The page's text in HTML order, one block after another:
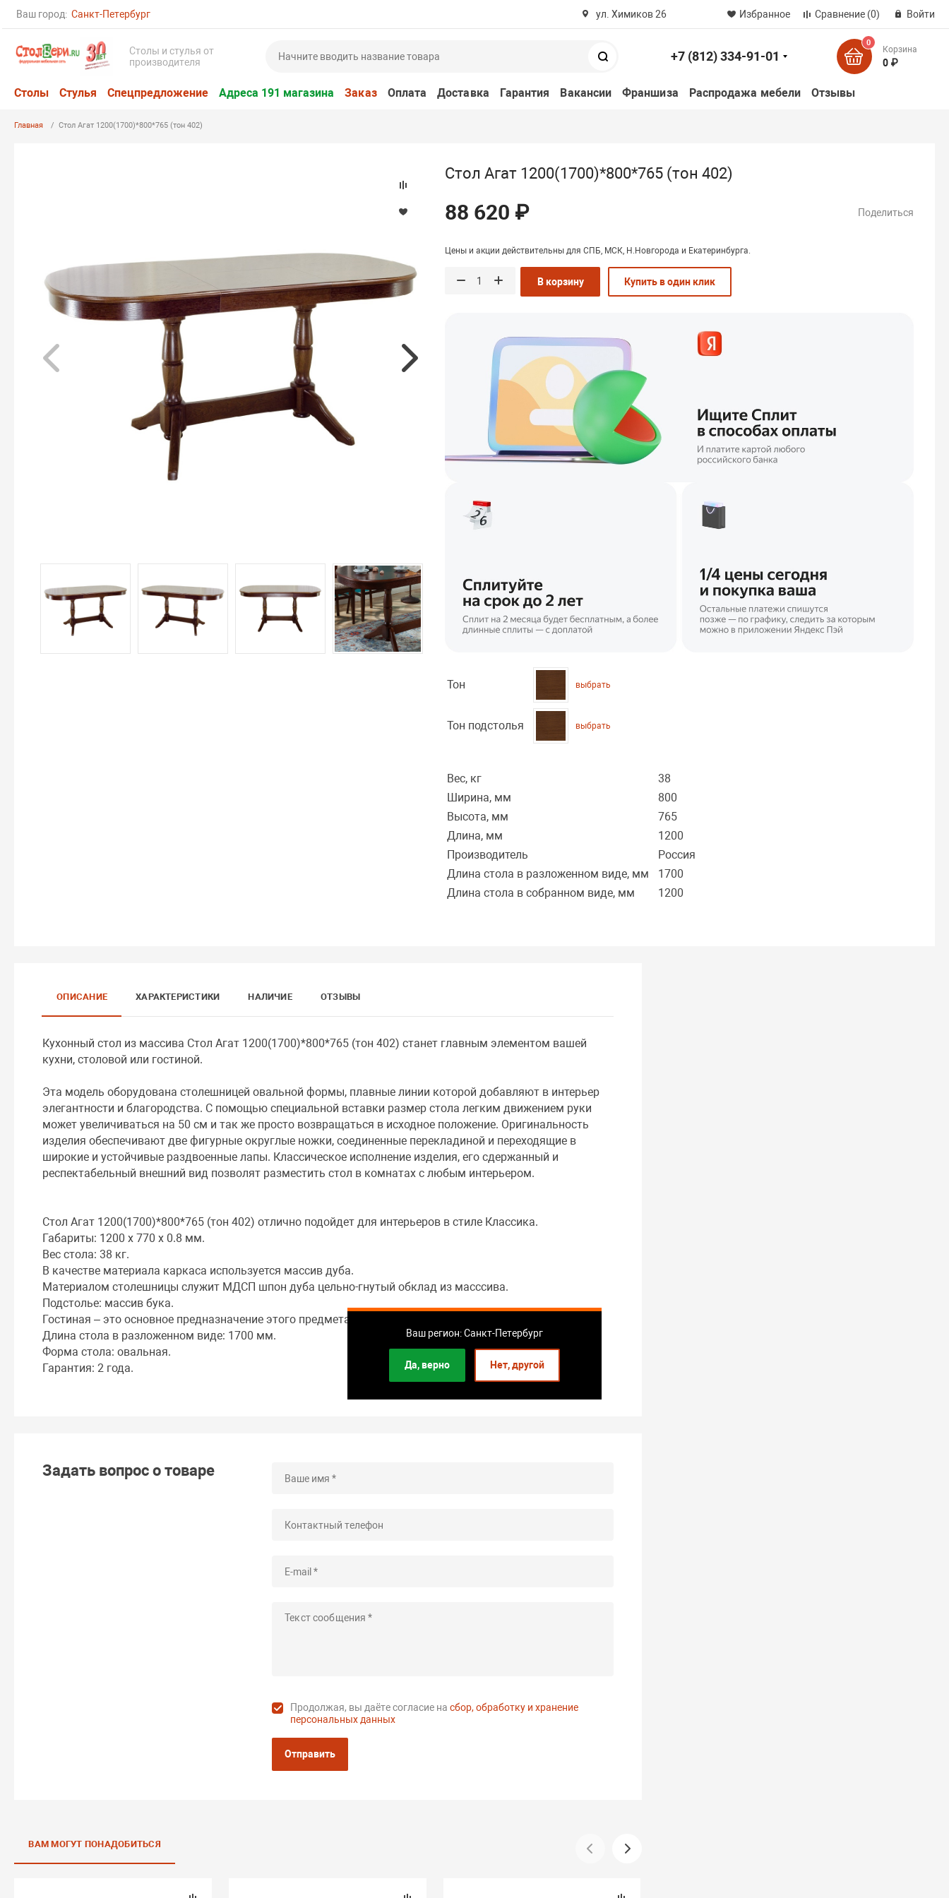
Ваш город: Санкт-Петербург
Ваш регион: Санкт-Петербург
Да, верно Нет, другой
ул. Химиков 26 Избранное Сравнение (0) Войти
Столы и стулья от
производителя
+7 (812) 334-91-01
0
Корзина
0 ₽
Столы Стулья Спецпредложение Адреса 191 магазина Заказ Оплата Доставка Гарантия Вакансии Франшиза Распродажа мебели Отзывы
Главная Стол Агат 1200(1700)*800*765 (тон 402)
Стол Агат 1200(1700)*800*765 (тон 402)
88 620 ₽ Поделиться
Цены и акции действительны для СПБ, МСК, Н.Новгорода и Екатеринбурга.
В корзину Купить в один клик
Тон выбрать
Тон подстолья выбрать
Вес, кг
38
Ширина, мм
800
Высота, мм
765
Длина, мм
1200
Производитель
Россия
Длина стола в разложенном виде, мм
1700
Длина стола в собранном виде, мм
1200
ОПИСАНИЕ ХАРАКТЕРИСТИКИ НАЛИЧИЕ ОТЗЫВЫ
Кухонный стол из массива Стол Агат 1200(1700)*800*765 (тон 402) станет главным элементом вашей
кухни, столовой или гостиной.
Эта модель оборудована столешницей овальной формы, плавные линии которой добавляют в интерьер
элегантности и благородства. С помощью специальной вставки размер стола легким движением руки
может увеличиваться на 50 см и так же просто возвращаться в исходное положение. Оригинальность
изделия обеспечивают две фигурные округлые ножки, соединенные перекладиной и переходящие в
широкие и устойчивые раздвоенные лапы. Классическое исполнение изделия, его сдержанный и
респектабельный внешний вид позволят разместить стол в комнатах с любым интерьером.
Стол Агат 1200(1700)*800*765 (тон 402) отлично подойдет для интерьеров в стиле Классика.
Габариты: 1200 x 770 x 0.8 мм.
Вес стола: 38 кг.
В качестве материала каркаса используется массив дуба.
Материалом столешницы служит МДСП шпон дуба цельно-гнутый обклад из масссива.
Подстолье: массив бука.
Гостиная – это основное предназначение этого предмета мебели.
Длина стола в разложенном виде: 1700 мм.
Форма стола: овальная.
Гарантия: 2 года.
Задать вопрос о товаре
Продолжая, вы даёте согласие насбор, обработку и хранение
персональных данных
Отправить
ВАМ МОГУТ ПОНАДОБИТЬСЯ